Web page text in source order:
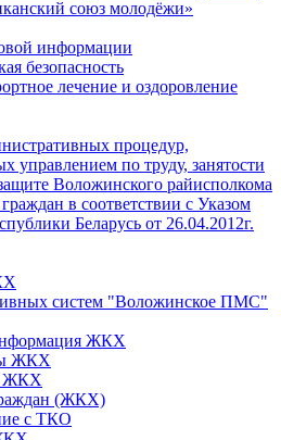
союз молодёжи»
информации
безопасность
лечение и оздоровление
процедур,
управлением по труду, занятости
Воложинского райисполкома
в соответствии с Указом
Беларусь от 26.04.2012г.
систем "Воложинское ПМС"
ЖКХ
ЖКХ
ЖКХ
(ЖКХ)
с ТКО